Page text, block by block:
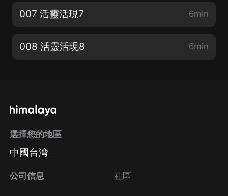
007 活靈活現7 6min
008 活靈活現8 6min
選擇您的地區
中國台湾
公司信息 社區